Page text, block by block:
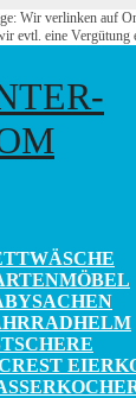
Wir verlinken auf
evtl. eine Vergütung